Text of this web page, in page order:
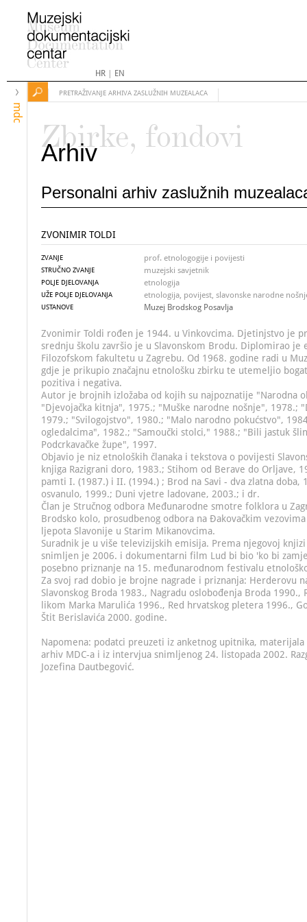
HR| EN
mdc
PRETRAŽIVANJE ARHIVA ZASLUŽNIH MUZEALACA
Zbirke, fondovi
Arhiv
Personalni arhiv zaslužnih
ZVONIMIR TOLDI
ZVANJE prof. etnologogije i povijesti
STRUČNO ZVANJE muzejski savjetnik
POLJE DJELOVANJA etnologija
UŽE POLJE DJELOVANJA etnologija, povijest, slavonske narodne
USTANOVE Muzej Brodskog Posavlja
Zvonimir Toldi rođen je 1944. u Vinkovcima. Djetinjstvo je
srednju školu završio je u Slavonskom Brodu. Diplomirao je
Filozofskom fakultetu u Zagrebu. Od 1968. godine radi u
gdje je prikupio značajnu etnološku zbirku te utemeljio
pozitiva i negativa.
Autor je brojnih izložaba od kojih su najpoznatije "Narodna
"Djevojačka kitnja", 1975.; "Muške narodne nošnje", 1978.;
1979.; "Svilogojstvo", 1980.; "Malo narodno pokućstvo",
ogledalcima", 1982.; "Samoučki stolci," 1988.; "Bili jastuk
Podcrkavačke župe", 1997.
Objavio je niz etnoloških članaka i tekstova o povijesti
knjiga Razigrani doro, 1983.; Stihom od Berave do Orljave,
pamti I. (1987.) i II. (1994.) ; Brod na Savi - dva zlatna
osvanulo, 1999.; Duni vjetre ladovane, 2003.; i dr.
Član je Stručnog odbora Međunarodne smotre folklora u
Brodsko kolo, prosudbenog odbora na Đakovačkim
ljepota Slavonije u Starim Mikanovcima.
Suradnik je u više televizijskih emisija. Prema njegovoj
snimljen je 2006. i dokumentarni film Lud bi bio 'ko bi
posebno priznanje na 15. međunarodnom festivalu
Za svoj rad dobio je brojne nagrade i priznanja: Herderovu
Slavonskog Broda 1983., Nagradu oslobođenja Broda 1990.,
likom Marka Marulića 1996., Red hrvatskog pletera 1996.,
Štit Berislavića 2000. godine.
Napomena: podatci preuzeti iz anketnog upitnika, materijala
arhiv MDC-a i iz intervjua snimljenog 24. listopada 2002.
Jozefina Dautbegović.